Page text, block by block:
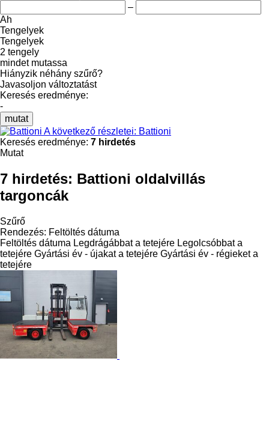
–
Ah
Tengelyek
Tengelyek
2 tengely
mindet mutassa
Hiányzik néhány szűrő?
Javasoljon változtatást
Keresés eredménye:
-
mutat
A következő részletei: Battioni
Keresés eredménye: 7 hirdetés
Mutat
7 hirdetés: Battioni oldalvillás
targoncák
Szűrő
Rendezés: Feltöltés dátuma
Feltöltés dátuma Legdrágábbat a tetejére Legolcsóbbat a
tetejére Gyártási év - újakat a tetejére Gyártási év - régieket a
tetejére